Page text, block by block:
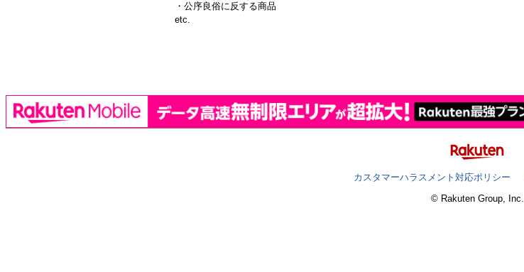
・公序良俗に反する商品
etc.
カスタマーハラスメント対応ポリシー
© Rakuten Group, Inc.